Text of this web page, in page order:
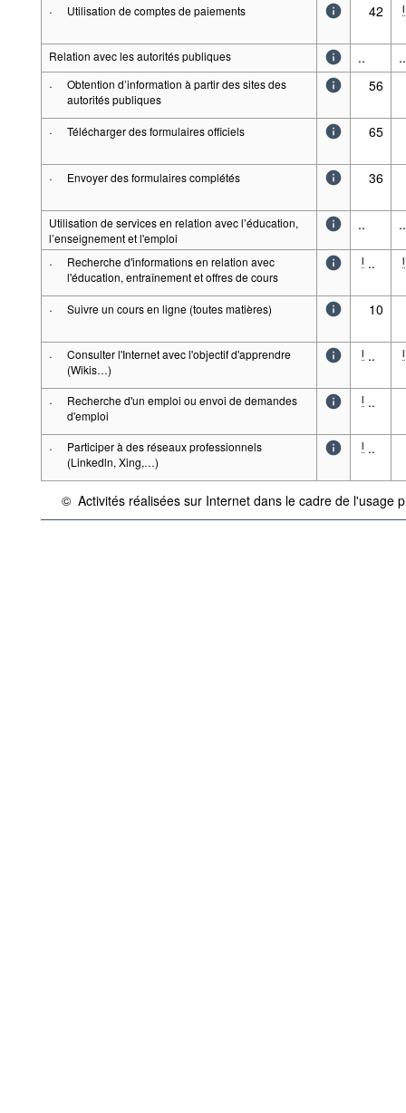
· Utilisation de comptes de paiements 42 l
Relation avec les autorités publiques ..
..
·
Obtention d’information à partir des sites des
autorités publiques
56
· Télécharger des formulaires officiels 65
· Envoyer des formulaires complétés 36
Utilisation de services en relation avec l’éducation,
l’enseignement et l'emploi
.. ..
·
Recherche d'informations en relation avec
l'éducation, entraînement et offres de cours
l .. l
· Suivre un cours en ligne (toutes matières) 10
·
Consulter l'Internet avec l'objectif d'apprendre
(Wikis…)
l .. l
·
Recherche d'un emploi ou envoi de demandes
d'emploi
l ..
·
Participer à des réseaux professionnels
(Linkedln, Xing,…)
l ..
©
{link} Conditions d'utilisation
Activités réalisées sur Internet dans le cadre de l'usage